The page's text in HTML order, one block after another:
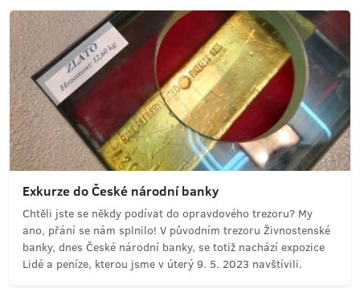
Exkurze do České národní banky
Chtěli jste se někdy podívat do opravdového trezoru? My
ano, přání se nám splnilo! V původním trezoru Živnostenské
banky, dnes České národní banky, se totiž nachází expozice
Lidé a peníze, kterou jsme v úterý 9. 5. 2023 navštívili.